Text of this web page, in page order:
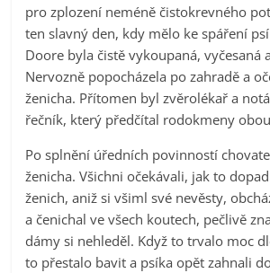
pro zplození neméně čistokrevného
ten slavný den, kdy mělo ke spáření
Doore byla čistě vykoupaná, vyčesaná
Nervozně popocházela po zahradě a
ženicha. Přítomen byl zvěrolékař a
řečník, který předčítal rodokmeny
Po splnění úředních povinností
ženicha. Všichni očekávali, jak to
ženich, aniž si všiml své nevěsty,
a čenichal ve všech koutech, pečlivě
dámy si nehleděl. Když to trvalo moc
to přestalo bavit a psíka opět zahnali